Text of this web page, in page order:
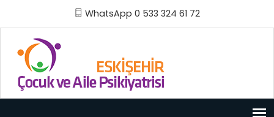
WhatsApp 0 533 324 61 72